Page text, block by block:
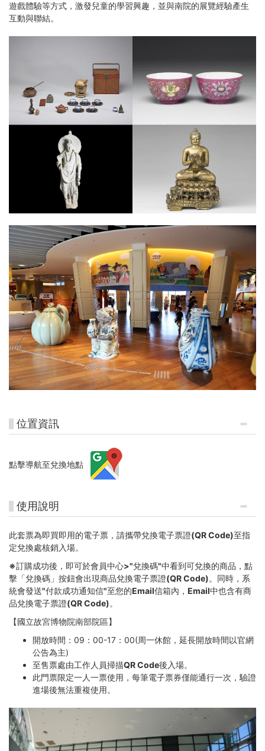
遊戲體驗等方式，激發兒童的學習興趣，並與南院的展覽經驗產生
互動與聯結。
位置資訊
點擊導航至兌換地點
使用說明
此套票為即買即用的電子票，請攜帶兌換電子票證(QR Code)至指
定兌換處核銷入場。
※訂購成功後，即可於會員中心>"兌換碼"中看到可兌換的商品，點
擊「兌換碼」按鈕會出現商品兌換電子票證(QR Code)。同時，系
統會發送"付款成功通知信"至您的Email信箱內，Email中也含有商
品兌換電子票證(QR Code)。
【國立故宮博物院南部院區】
開放時間：09：00-17：00(周一休館，延長開放時間以官網
公告為主)
至售票處由工作人員掃描QR Code後入場。
此門票限定一人一票使用，每筆電子票券僅能通行一次，驗證
進場後無法重複使用。